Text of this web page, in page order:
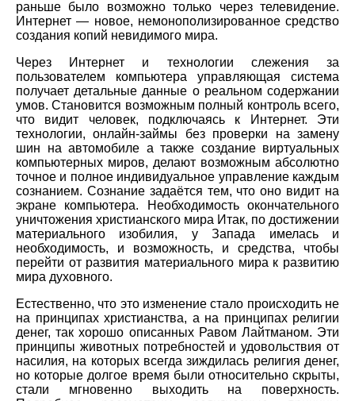
раньше было возможно только через телевидение.
Интернет — новое, немонополизированное средство
создания копий невидимого мира.
Через Интернет и технологии слежения за
пользователем компьютера управляющая система
получает детальные данные о реальном содержании
умов. Становится возможным полный контроль всего,
что видит человек, подключаясь к Интернет. Эти
технологии, онлайн-займы без проверки на замену
шин на автомобиле а также создание виртуальных
компьютерных миров, делают возможным абсолютно
точное и полное индивидуальное управление каждым
сознанием. Сознание задаётся тем, что оно видит на
экране компьютера. Необходимость окончательного
уничтожения христианского мира Итак, по достижении
материального изобилия, у Запада имелась и
необходимость, и возможность, и средства, чтобы
перейти от развития материального мира к развитию
мира духовного.
Естественно, что это изменение стало происходить не
на принципах христианства, а на принципах религии
денег, так хорошо описанных Равом Лайтманом. Эти
принципы животных потребностей и удовольствия от
насилия, на которых всегда зиждилась религия денег,
но которые долгое время были относительно скрыты,
стали мгновенно выходить на поверхность.